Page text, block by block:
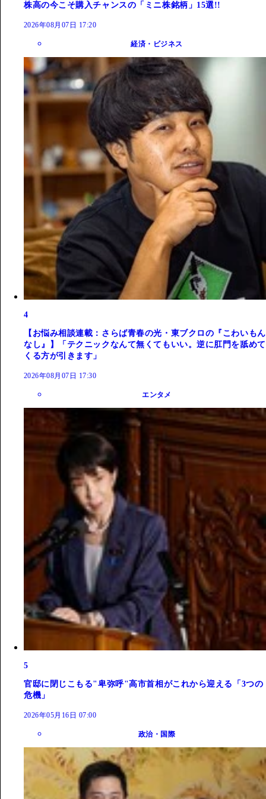
株高の今こそ購入チャンスの「ミニ株銘柄」15選!!
2026年08月07日 17:20
経済・ビジネス
4
【お悩み相談連載：さらば青春の光・東ブクロの『こわいもん
なし』】「テクニックなんて無くてもいい。逆に肛門を舐めて
くる方が引きます」
2026年08月07日 17:30
エンタメ
5
官邸に閉じこもる"卑弥呼"高市首相がこれから迎える「3つの
危機」
2026年05月16日 07:00
政治・国際